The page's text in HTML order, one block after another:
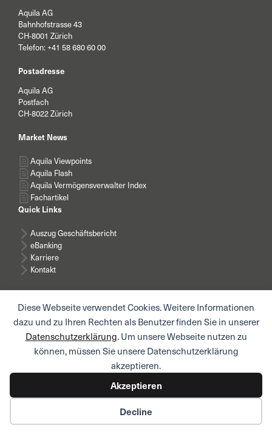
Diese Webseite verwendet Cookies. Weitere Informationen
dazu und zu Ihren Rechten als Benutzer finden Sie in unserer
Datenschutzerklärung. Um unsere Webseite nutzen zu
können, müssen Sie unsere Datenschutzerklärung
akzeptieren.
Akzeptieren
Decline
Aquila AG
Bahnhofstrasse 43
CH-8001 Zürich
Telefon: +41 58 680 60 00
Postadresse
Aquila AG
Postfach
CH-8022 Zürich
Market News
Aquila Viewpoints
Aquila Flash
Aquila Vermögensverwalter Index
Fachartikel
Quick Links
Auszug Geschäftsbericht
eBanking
Karriere
Kontakt
News abonnieren
© AQUILA AG IImpressumIRechtliche Hinweise /
Datenschutzerklärung
Datenschutzerklärung Mitarbeitende und Bewerbende